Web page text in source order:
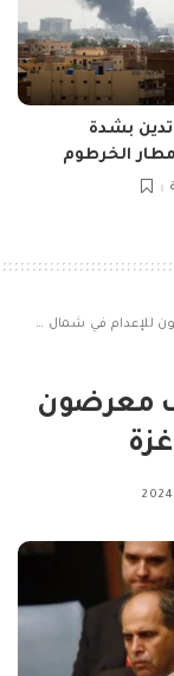
بشدة
الخرطوم
في شمال غزة
معرضون